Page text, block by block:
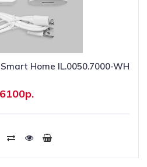
Home IL.0050.7000-WH
6100р.
Купить